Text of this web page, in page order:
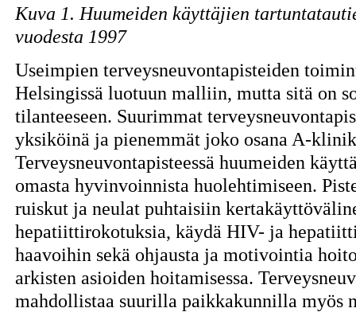
Kuva 1. Huumeiden käyttäjien
vuodesta 1997
Useimpien terveysneuvontapisteiden
Helsingissä luotuun malliin, mutta sitä on
tilanteeseen. Suurimmat
yksiköinä ja pienemmät joko osana A-
Terveysneuvontapisteessä huumeiden
omasta hyvinvoinnista huolehtimiseen.
ruiskut ja neulat puhtaisiin
hepatiittirokotuksia, käydä HIV- ja
haavoihin sekä ohjausta ja motivointia
arkisten asioiden hoitamisessa.
mahdollistaa suurilla paikkakunnilla myös